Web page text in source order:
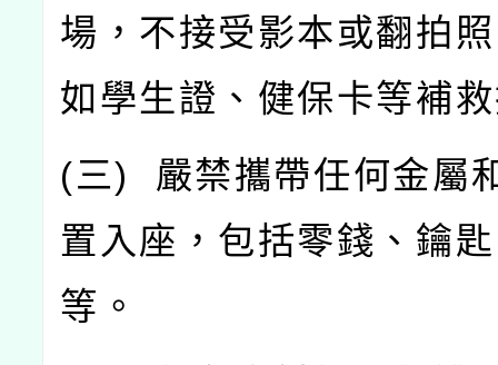
場，不接受影本或翻拍
如學生證、健保卡等補
(三) 嚴禁攜帶任何金屬
置入座，包括零錢、鑰
等。